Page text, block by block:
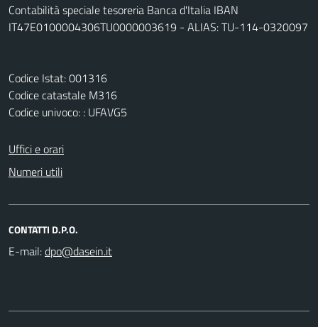
Contabilità speciale tesoreria Banca d'Italia IBAN
IT47E0100004306TU0000003619 - ALIAS: TU-114-0320097
Codice Istat: 001316
Codice catastale M316
Codice univoco: : UFAVG5
Uffici e orari
Numeri utili
CONTATTI D.P.O.
E-mail: